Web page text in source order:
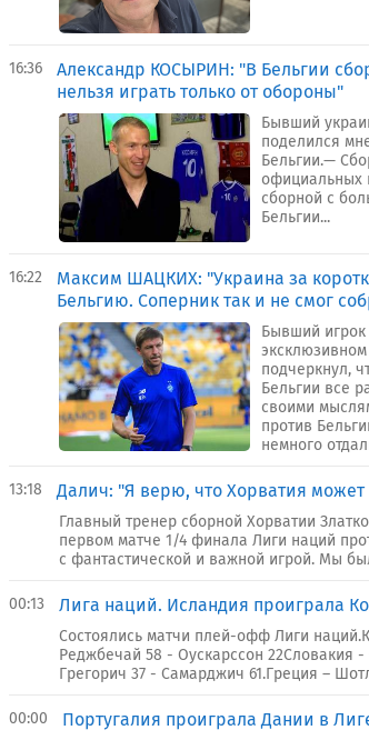
16:36
Александр КОСЫРИН: "В Бельгии
нельзя играть только от обороны"
Бывший
поделился
Бельгии.—
официальных
сборной с
Бельгии...
16:22
Максим ШАЦКИХ: "Украина за
Бельгию. Соперник так и не смог
Бывший
подчеркнул,
Бельгии все
своими
против
немного
13:18 Далич: "Я верю, что Хорватия
Главный тренер сборной Хорватии
первом матче 1/4 финала Лиги наций
с фантастической и важной игрой. Мы
00:13 Лига наций. Исландия проиграла
Состоялись матчи плей-офф Лиги
Реджбечай 58 - Оускарссон 22Словакия
Грегорич 37 - Самарджич 61.Греция –
00:00 Португалия проиграла Дании в